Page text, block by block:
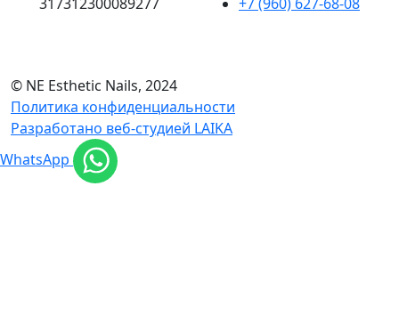
© NE Esthetic Nails, 2024
Политика конфиденциальности
Разработано веб-студией LAIKA
WhatsApp